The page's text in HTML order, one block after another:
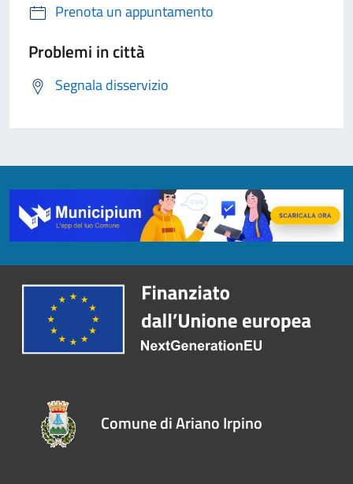
Prenota un appuntamento
Problemi in città
Segnala disservizio
Comune di Ariano Irpino